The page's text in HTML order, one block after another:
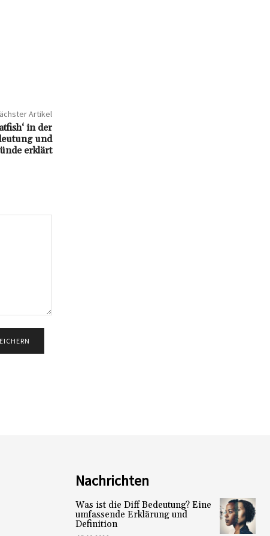
Artikel
in der
und
erklärt
Nachrichten
Was ist die Diff Bedeutung? Eine
umfassende Erklärung und
Definition